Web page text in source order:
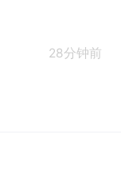
28分钟前